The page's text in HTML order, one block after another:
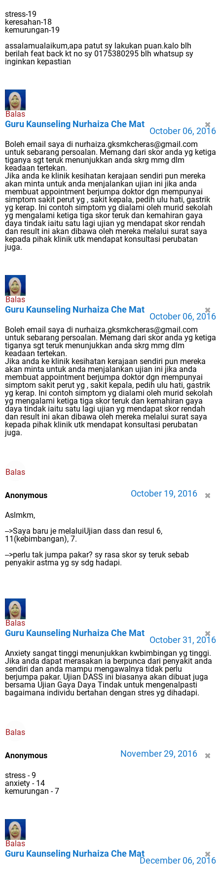
stress-19
keresahan-18
kemurungan-19
assalamualaikum,apa patut sy lakukan puan.kalo blh
berilah feat back kt no sy 0175380295 blh whatsup sy
inginkan kepastian
Balas
Guru Kaunseling Nurhaiza Che Mat
October 06, 2016
Boleh email saya di nurhaiza.gksmkcheras@gmail.com
untuk sebarang persoalan. Memang dari skor anda yg ketiga
tiganya sgt teruk menunjukkan anda skrg mmg dlm
keadaan tertekan.
Jika anda ke klinik kesihatan kerajaan sendiri pun mereka
akan minta untuk anda menjalankan ujian ini jika anda
membuat appointment berjumpa doktor dgn mempunyai
simptom sakit perut yg , sakit kepala, pedih ulu hati, gastrik
yg kerap. Ini contoh simptom yg dialami oleh murid sekolah
yg mengalami ketiga tiga skor teruk dan kemahiran gaya
daya tindak iaitu satu lagi ujian yg mendapat skor rendah
dan result ini akan dibawa oleh mereka melalui surat saya
kepada pihak klinik utk mendapat konsultasi perubatan
juga.
Balas
Guru Kaunseling Nurhaiza Che Mat
October 06, 2016
Boleh email saya di nurhaiza.gksmkcheras@gmail.com
untuk sebarang persoalan. Memang dari skor anda yg ketiga
tiganya sgt teruk menunjukkan anda skrg mmg dlm
keadaan tertekan.
Jika anda ke klinik kesihatan kerajaan sendiri pun mereka
akan minta untuk anda menjalankan ujian ini jika anda
membuat appointment berjumpa doktor dgn mempunyai
simptom sakit perut yg , sakit kepala, pedih ulu hati, gastrik
yg kerap. Ini contoh simptom yg dialami oleh murid sekolah
yg mengalami ketiga tiga skor teruk dan kemahiran gaya
daya tindak iaitu satu lagi ujian yg mendapat skor rendah
dan result ini akan dibawa oleh mereka melalui surat saya
kepada pihak klinik utk mendapat konsultasi perubatan
juga.
Balas
Anonymous October 19, 2016
Aslmkm,
-->Saya baru je melaluiUjian dass dan resul 6,
11(kebimbangan), 7.
-->perlu tak jumpa pakar? sy rasa skor sy teruk sebab
penyakir astma yg sy sdg hadapi.
Balas
Guru Kaunseling Nurhaiza Che Mat
October 31, 2016
Anxiety sangat tinggi menunjukkan kwbimbingan yg tinggi.
Jika anda dapat merasakan ia berpunca dari penyakit anda
sendiri dan anda mampu mengawalnya tidak perlu
berjumpa pakar. Ujian DASS ini biasanya akan dibuat juga
bersama Ujian Gaya Daya Tindak untuk mengenalpasti
bagaimana individu bertahan dengan stres yg dihadapi.
Balas
Anonymous November 29, 2016
stress - 9
anxiety - 14
kemurungan - 7
Balas
Guru Kaunseling Nurhaiza Che Mat
December 06, 2016